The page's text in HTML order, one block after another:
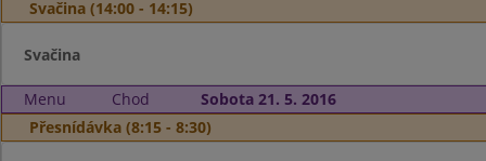
Svačina (14:00 - 14:15)
Svačina
Menu Chod
Sobota 21. 5. 2016
Přesnídávka (8:15 - 8:30)